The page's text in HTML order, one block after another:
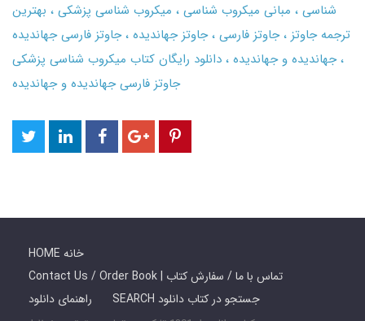
شناسی
مبانی میکروب شناسی میکروب شناسی پزشکی
بهترین
ترجمه جاوتز جاوتز فارسی جاوتز جهاندیده جاوتز فارسی جهاندیده
جهاندیده و جهاندیده دانلود رایگان کتاب میکروب شناسی پزشکی
جاوتز فارسی جهاندیده و جهاندیده
HOME خانه
Contact Us / Order Book | تماس با ما / سفارش کتاب
راهنمای دانلود
SEARCH جستجو در کتاب دانلود